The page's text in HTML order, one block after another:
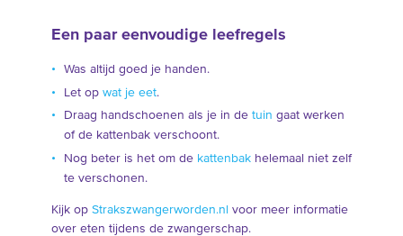
Een paar eenvoudige leefregels
Was altijd goed je handen.
Let op wat je eet.
Draag handschoenen als je in de tuin gaat werken
of de kattenbak verschoont.
Nog beter is het om de kattenbakhelemaal niet zelf
te verschonen.
Kijk op Strakszwangerworden.nl voor meer informatie
over eten tijdens de zwangerschap.